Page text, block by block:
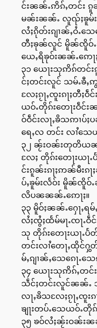
င်းၼၼ်ႉဢိၵ်ႇတင်း ၵူ
မၼ်းၼၼ်ႉ လူၺ်ႈၶူမ်း
လႆႈၵိုတ်းၵျၢၼ်ႇဝႆႉသ
တီႈၶုၼ်လူင် မိူၼ်ၸိူဝ်ႉ
ယေႇရိၶုဝ်းၼၼ်ႉဢေႃ
၃၁ ယေႃးသုဢိၵ်တင်
င်ႈတင်းလူင် သမ်ႉၶီႇ
လႄႈၵႂႃႇၸူးၵႃႈတီႈဝဵ
ယဝ်ႉတိုၵ်းတေႃးဝဵင်း
ဝ်ဝဵင်းလႃႇၶိသဢၢပ်ႈ
ရေႇလ တင်း လၢႆသေ
၃၂ ၼႂ်းဝၼ်းတုတိယၼ
လႄႈ တိုၵ်းတေႃးယႃ
င်းၵူၼ်းၵႃႈဢၼ်မီးၵ
ပ်ႇၶူမ်းလႅဝ်း မိူၼ်ၸိူဝ်
လိပၼၼၼ်ႉဢေႃႈ။
၃၃ မိူဝ်ႈၼၼ်ႉႁေႃႇရမ်
လႆႈၸွႆႈထႅမ်မႃႉၸႃႉဝဵ
သု တိုၵ်းတေႃးယႃႉပႅ
တင်းလၢႆတေႃႇထိုင်ႁွ
မ်ႇၵျၢၼ်ႇသေၵေႃႉသ
၃၄ ယေႃးသုဢိၵ်ႇတင်
သဵင်ႈတင်းလူင်ၼၼ်ႉ သ
လႃႇၶိသလႄႈၵႂႃႇၸူး
ၶျႃးတပ်ႉသေယဝ်ႉတို
၃၅ ၶဝ်လႆႈၼႂ်းဝၼ်းၼ